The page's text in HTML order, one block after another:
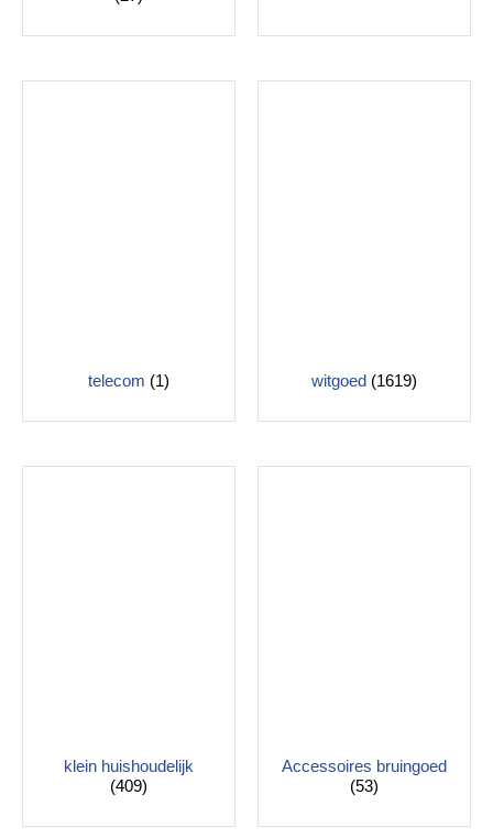
telecom (1) witgoed (1619)
klein huishoudelijk
(409)
Accessoires bruingoed
(53)